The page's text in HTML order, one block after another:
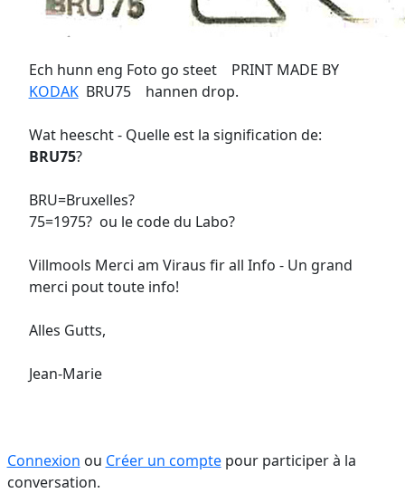
Ech hunn eng Foto go steet PRINT MADE BY
KODAKBRU75 hannen drop.
Wat heescht - Quelle est la signification de:
BRU75?
BRU=Bruxelles?
75=1975? ou le code du Labo?
Villmools Merci am Viraus fir all Info - Un grand
merci pout toute info!
Alles Gutts,
Jean-Marie
Connexion ou Créer un comptepour participer à la
conversation.